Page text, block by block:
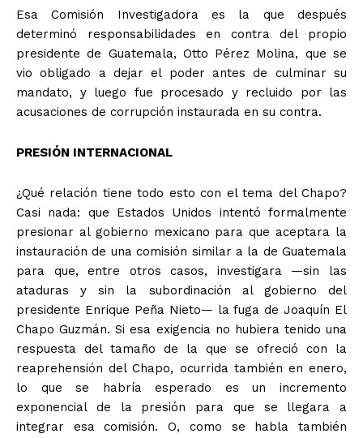
Esa Comisión Investigadora es la que después
determinó responsabilidades en contra del propio
presidente de Guatemala, Otto Pérez Molina, que se
vio obligado a dejar el poder antes de culminar su
mandato, y luego fue procesado y recluido por las
acusaciones de corrupción instaurada en su contra.
PRESIÓN INTERNACIONAL
¿Qué relación tiene todo esto con el tema del Chapo?
Casi nada: que Estados Unidos intentó formalmente
presionar al gobierno mexicano para que aceptara la
instauración de una comisión similar a la de Guatemala
para que, entre otros casos, investigara —sin las
ataduras y sin la subordinación al gobierno del
presidente Enrique Peña Nieto— la fuga de Joaquín El
Chapo Guzmán. Si esa exigencia no hubiera tenido una
respuesta del tamaño de la que se ofreció con la
reaprehensión del Chapo, ocurrida también en enero,
lo que se habría esperado es un incremento
exponencial de la presión para que se llegara a
integrar esa comisión. O, como se habla también